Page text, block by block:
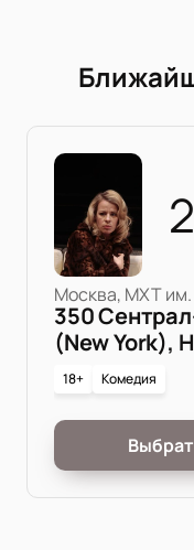
Москва, МХТ им.
350
(New York),
18+ Комедия